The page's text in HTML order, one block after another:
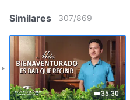
Similares 307/869
35:30